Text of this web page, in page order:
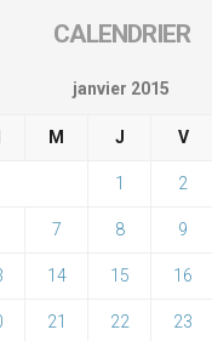
CALENDRIER
janvier 2015
M J V
1 2
7 8 9
14 15 16
21 22 23